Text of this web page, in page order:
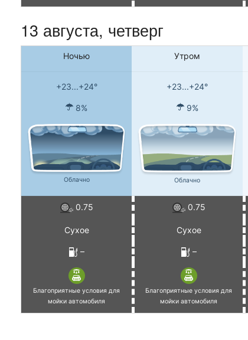
13 августа, четверг
Ночью Утром
+23...+24° +23...+24°
8% 9%
Облачно Облачно
0.75 0.75
Сухое Сухое
– –
Благоприятные условия для
мойки автомобиля
Благоприятные условия для
мойки автомобиля